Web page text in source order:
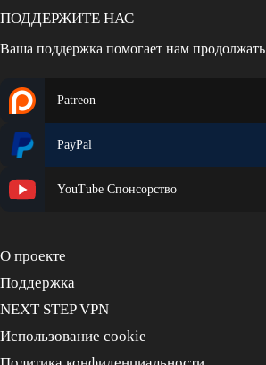
ПОДДЕРЖИТЕ НАС
Ваша поддержка помогает нам продолжать
Patreon
PayPal
YouTube Спонсорство
О проекте
Поддержка
NEXT STEP VPN
Использование cookie